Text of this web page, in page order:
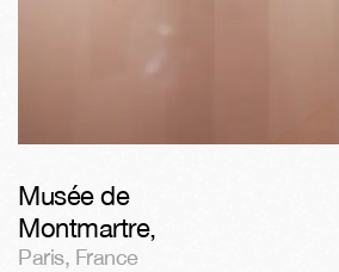
Musée de
Montmartre,
Paris, France